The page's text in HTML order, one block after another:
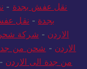
نقل عفش بجدة -
بجدة - نقل
الاردن - شركة شحن
الاردن - شحن من جدة
من جدة الى الاردن -